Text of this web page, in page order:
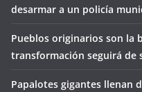
desarmar a un policía
Pueblos originarios son la
transformación seguirá de
Papalotes gigantes llenan